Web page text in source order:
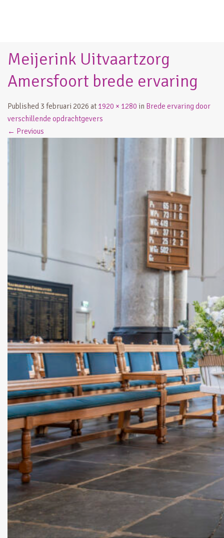
Meijerink Uitvaartzorg
Amersfoort brede ervaring
Published 3 februari 2026 at 1920 × 1280 in Brede ervaring door
verschillende opdrachtgevers
← Previous